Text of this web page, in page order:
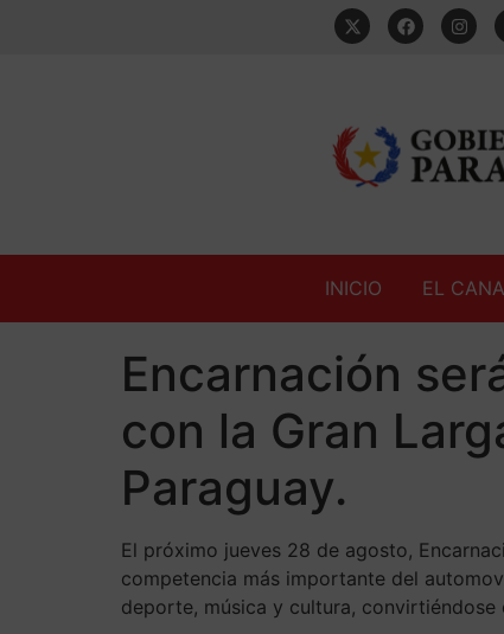
INICIO EL
Encarnación
con la Gran
Paraguay.
El próximo jueves 28 de agosto,
competencia más importante del
deporte, música y cultura,